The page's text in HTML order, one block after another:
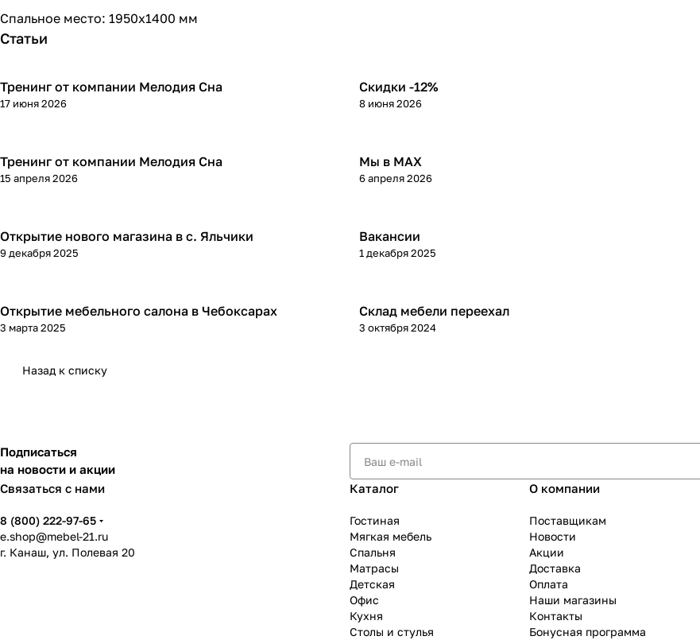
Спальное место: 1950х1400 мм
Статьи
Тренинг от компании Мелодия Сна
17 июня 2026
Скидки -12%
8 июня 2026
Тренинг от компании Мелодия Сна
15 апреля 2026
Мы в МАХ
6 апреля 2026
Открытие нового магазина в с. Яльчики
9 декабря 2025
Вакансии
1 декабря 2025
Открытие мебельного салона в Чебоксарах
3 марта 2025
Склад мебели переехал
3 октября 2024
Назад к списку
Подписаться
на новости и акции
Связаться с нами
8 (800) 222-97-65
e.shop@mebel-21.ru
г. Канаш, ул. Полевая 20
Каталог
Гостиная
Мягкая мебель
Спальня
Матрасы
Детская
Офис
Кухня
Столы и стулья
О компании
Поставщикам
Новости
Акции
Доставка
Оплата
Наши магазины
Контакты
Бонусная программа